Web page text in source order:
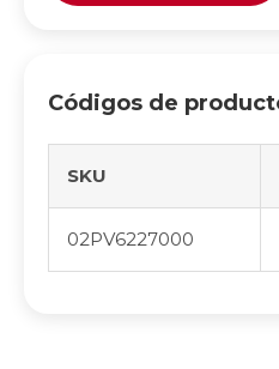
Códigos de
SKU
02PV6227000